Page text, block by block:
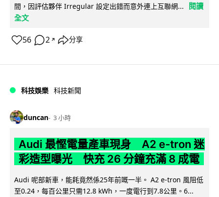
間，因評估夥伴 Irregular 設定出錯而意外連上互聯網...
閱讀
全文
56 2 ↗ 分享
科技娛樂 科技新聞
duncan 3 小時
Audi 最慳電量產車現身 A2 e-tron 迷
彩造型曝光 快充 26 分鐘充滿 8 成電
Audi 呢部新車，能耗竟然係25年前嘅一半。 A2 e-tron 風阻低
至0.24，每百公里只需12.8 kWh，一度電行到7.8公里。6...